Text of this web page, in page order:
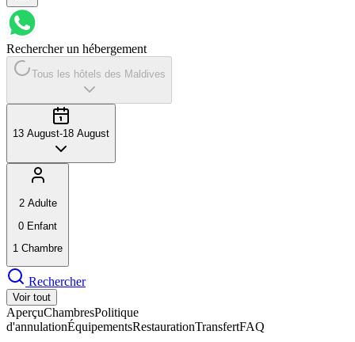
Rechercher un hébergement
Tous les hôtels des Maldives
13 August-18 August
2 Adulte
0 Enfant
1 Chambre
Rechercher
Voir tout
AperçuChambresPolitique
d'annulationÉquipementsRestaurationTransfertFAQ